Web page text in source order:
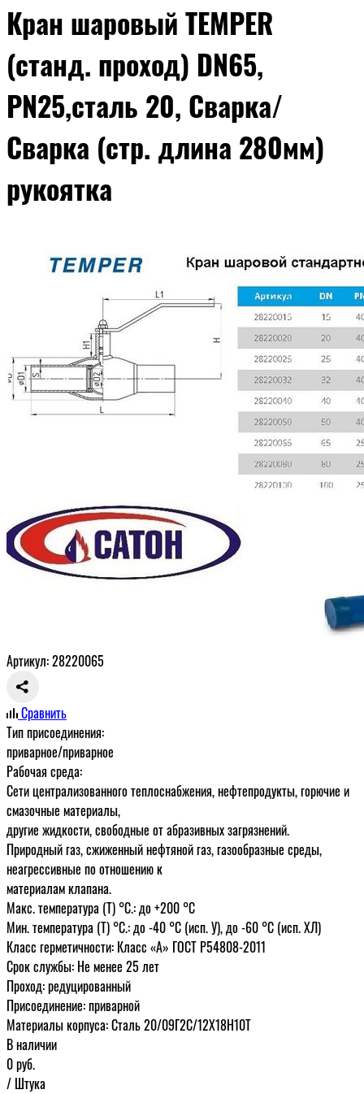
Кран шаровый TEMPER
(станд. проход) DN65,
PN25,сталь 20, Сварка/
Сварка (стр. длина 280мм)
рукоятка
Артикул: 28220065
Сравнить
Тип присоединения:
приварное/приварное
Рабочая среда:
Сети централизованного теплоснабжения, нефтепродукты, горючие и
смазочные материалы,
другие жидкости, свободные от абразивных загрязнений.
Природный газ, сжиженный нефтяной газ, газообразные среды,
неагрессивные по отношению к
материалам клапана.
Макс. температура (Т) °С.: до +200 °С
Мин. температура (Т) °С.: до -40 °С (исп. У), до -60 °С (исп. ХЛ)
Класс герметичности: Класс «А» ГОСТ Р54808-2011
Срок службы: Не менее 25 лет
Проход: редуцированный
Присоединение: приварной
Материалы корпуса: Сталь 20/09Г2С/12Х18Н10Т
В наличии
0руб.
/ Штука